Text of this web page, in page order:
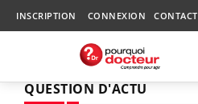
INSCRIPTION CONNEXION CONTACT
QUESTION D'ACTU